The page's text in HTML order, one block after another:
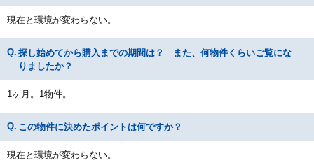
現在と環境が変わらない。
探し始めてから購入までの期間は？ また、何物件くらいご覧にな
りましたか？
1ヶ月。1物件。
この物件に決めたポイントは何ですか？
現在と環境が変わらない。